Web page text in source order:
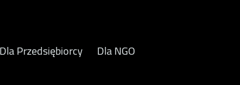
Dla Przedsiębiorcy
Dla NGO